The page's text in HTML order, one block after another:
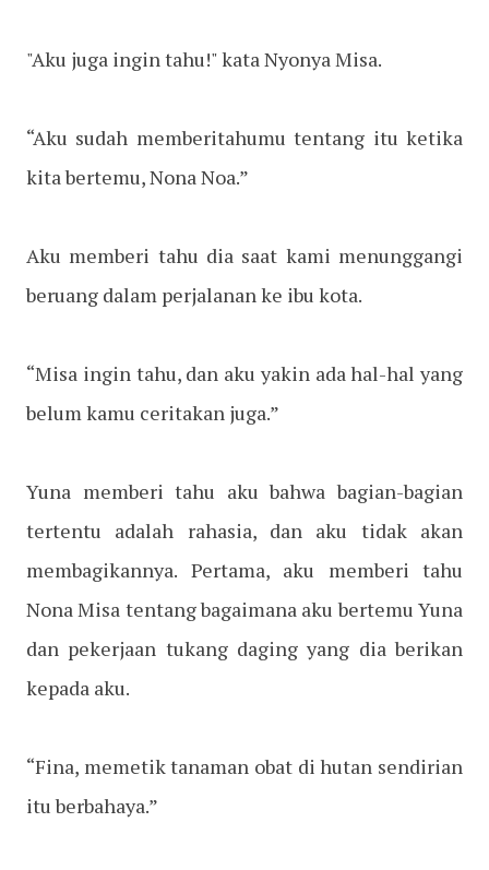
"Aku juga ingin tahu!" kata Nyonya Misa.
“Aku sudah memberitahumu tentang itu ketika
kita bertemu, Nona Noa.”
Aku memberi tahu dia saat kami menunggangi
beruang dalam perjalanan ke ibu kota.
“Misa ingin tahu, dan aku yakin ada hal-hal yang
belum kamu ceritakan juga.”
Yuna memberi tahu aku bahwa bagian-bagian
tertentu adalah rahasia, dan aku tidak akan
membagikannya. Pertama, aku memberi tahu
Nona Misa tentang bagaimana aku bertemu Yuna
dan pekerjaan tukang daging yang dia berikan
kepada aku.
“Fina, memetik tanaman obat di hutan sendirian
itu berbahaya.”